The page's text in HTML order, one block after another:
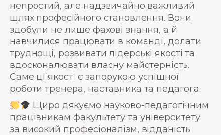
непростий, але надзвичайно важливий
шлях професійного становлення. Вони
здобули не лише фахові знання, а й
навчилися працювати в команді, долати
труднощі, розвивати лідерські якості та
вдосконалювати власну майстерність.
Саме ці якості є запорукою успішної
роботи тренера, наставника та педагога.
Щиро дякуємо науково-педагогічним
працівникам факультету та університету
за високий професіоналізм, відданість